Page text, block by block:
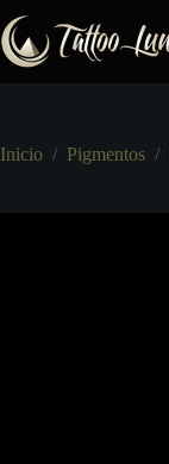
al
contenido
Inicio / Pigmentos /